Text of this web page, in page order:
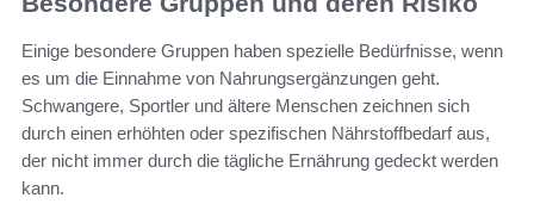
Einige besondere Gruppen haben spezielle Bedürfnisse, wenn
es um die Einnahme von Nahrungsergänzungen geht.
Schwangere, Sportler und ältere Menschen zeichnen sich
durch einen erhöhten oder spezifischen Nährstoffbedarf aus,
der nicht immer durch die tägliche Ernährung gedeckt werden
kann.